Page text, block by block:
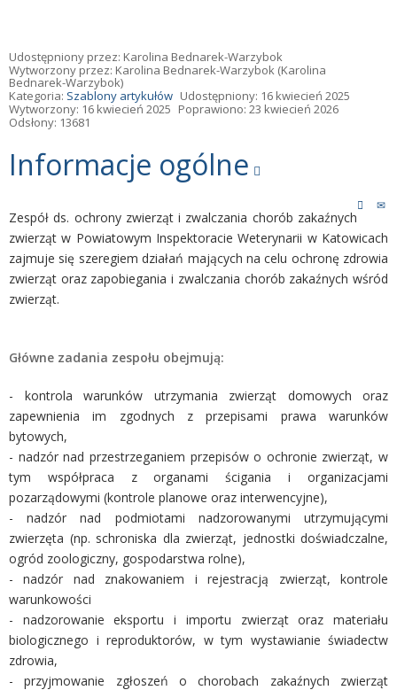
Udostępniony przez: Karolina Bednarek-Warzybok
Wytworzony przez: Karolina Bednarek-Warzybok (Karolina
Bednarek-Warzybok)
Kategoria: Szablony artykułów Udostępniony: 16 kwiecień 2025
Wytworzony: 16 kwiecień 2025 Poprawiono: 23 kwiecień 2026
Odsłony: 13681
Informacje ogólne
Zespół ds. ochrony zwierząt i zwalczania chorób zakaźnych
zwierząt w Powiatowym Inspektoracie Weterynarii w Katowicach
zajmuje się szeregiem działań mających na celu ochronę zdrowia
zwierząt oraz zapobiegania i zwalczania chorób zakaźnych wśród
zwierząt.
Główne zadania zespołu obejmują:
- kontrola warunków utrzymania zwierząt domowych oraz
zapewnienia im zgodnych z przepisami prawa warunków
bytowych,
- nadzór nad przestrzeganiem przepisów o ochronie zwierząt, w
tym współpraca z organami ścigania i organizacjami
pozarządowymi (kontrole planowe oraz interwencyjne),
- nadzór nad podmiotami nadzorowanymi utrzymującymi
zwierzęta (np. schroniska dla zwierząt, jednostki doświadczalne,
ogród zoologiczny, gospodarstwa rolne),
- nadzór nad znakowaniem i rejestracją zwierząt, kontrole
warunkowości
- nadzorowanie eksportu i importu zwierząt oraz materiału
biologicznego i reproduktorów, w tym wystawianie świadectw
zdrowia,
- przyjmowanie zgłoszeń o chorobach zakaźnych zwierząt